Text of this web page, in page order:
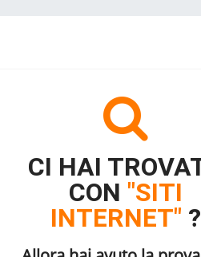
CI HAI
CON "SITI
INTERNET" ?